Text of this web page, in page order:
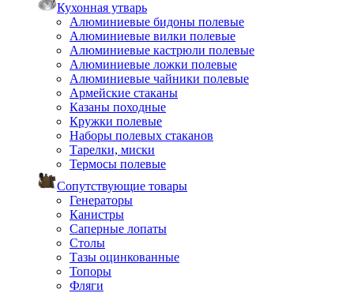
Кухонная утварь
Алюминиевые бидоны полевые
Алюминиевые вилки полевые
Алюминиевые кастрюли полевые
Алюминиевые ложки полевые
Алюминиевые чайники полевые
Армейские стаканы
Казаны походные
Кружки полевые
Наборы полевых стаканов
Тарелки, миски
Термосы полевые
Сопутствующие товары
Генераторы
Канистры
Саперные лопаты
Столы
Тазы оцинкованные
Топоры
Фляги